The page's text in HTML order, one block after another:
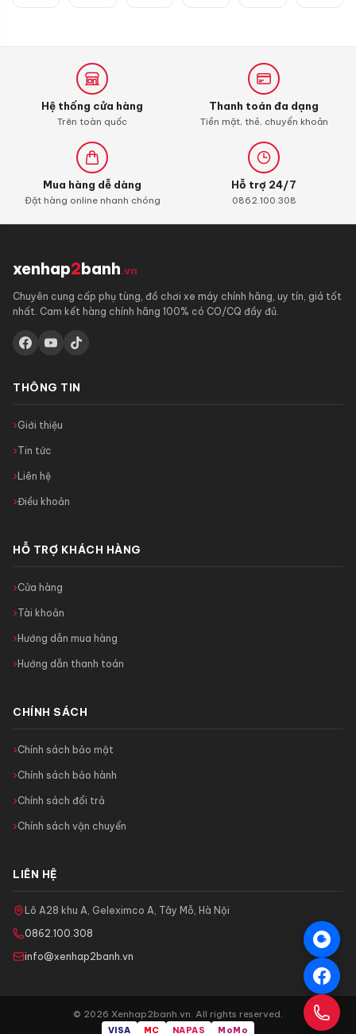
Hệ thống cửa hàng
Trên toàn quốc
Thanh toán đa dạng
Tiền mặt, thẻ, chuyển khoản
Mua hàng dễ dàng
Đặt hàng online nhanh chóng
Hỗ trợ 24/7
0862.100.308
xenhap2banh.vn
Chuyên cung cấp phụ tùng, đồ chơi xe máy chính hãng, uy tín, giá tốt
nhất. Cam kết hàng chính hãng 100% có CO/CQ đầy đủ.
THÔNG TIN
Giới thiệu
Tin tức
Liên hệ
Điều khoản
HỖ TRỢ KHÁCH HÀNG
Cửa hàng
Tài khoản
Hướng dẫn mua hàng
Hướng dẫn thanh toán
CHÍNH SÁCH
Chính sách bảo mật
Chính sách bảo hành
Chính sách đổi trả
Chính sách vận chuyển
LIÊN HỆ
Lô A28 khu A, Geleximco A, Tây Mỗ, Hà Nội
0862.100.308
info@xenhap2banh.vn
© 2026 Xenhap2banh.vn. All rights reserved.
VISA MC NAPAS MoMo